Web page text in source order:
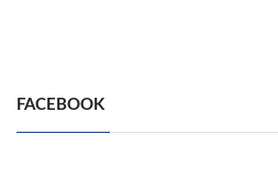
FACEBOOK